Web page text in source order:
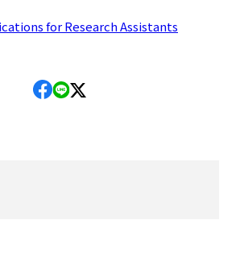
for Research Assistants